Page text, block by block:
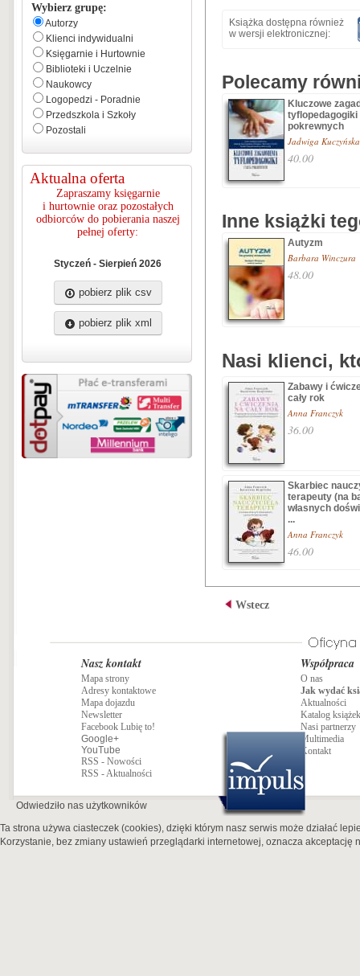
Wybierz grupę:
Autorzy
Klienci indywidualni
Księgarnie i Hurtownie
Biblioteki i Uczelnie
Naukowcy
Logopedzi - Poradnie
Przedszkola i Szkoły
Pozostali
Aktualna oferta
Zapraszamy księgarnie
i hurtownie oraz pozostałych
odbiorców do pobierania naszej
pełnej oferty:
Styczeń - Sierpień 2026
pobierz plik csv
pobierz plik xml
Książka dostępna również
w wersji elektronicznej:
Polecamy
Kluczowe
tyflopedagogiki
pokrewnych
Jadwiga
40.00
Inne książki
Autyzm
Barbara Winczura
48.00
Nasi klienci,
Zabawy i
cały rok
Anna Franczyk
36.00
Skarbiec
terapeuty (na
własnych
...
Anna Franczyk
46.00
Wstecz
Nasz kontakt
Mapa strony
Adresy kontaktowe
Mapa dojazdu
Newsletter
Facebook Lubię to!
Google+
YouTube
RSS - Nowości
RSS - Aktualności
Współpraca
O nas
Jak wydać
Aktualności
Katalog książek
Nasi partnerzy
Multimedia
Kontakt
Odwiedziło nas użytkowników
Ta strona używa ciasteczek (cookies), dzięki którym nasz serwis może działać
Korzystanie, bez zmiany ustawień przeglądarki internetowej, oznacza akceptację